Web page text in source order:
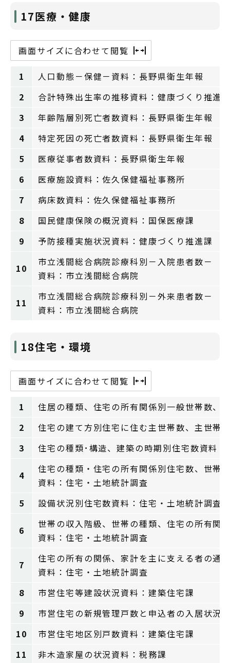
17医療・健康
画面サイズに合わせて閲覧
1
人口動態－保健－資料：長野県衛生年報
2
合計特殊出生率の推移資料：健康づくり推進
3
年齢階層別死亡者数資料：長野県衛生年報
4
特定死因の死亡者数資料：長野県衛生年報
5
医療従事者数資料：長野県衛生年報
6
医療施設資料：佐久保健福祉事務所
7
病床数資料：佐久保健福祉事務所
8
国民健康保険の概況資料：国保医療課
9
予防接種実施状況資料：健康づくり推進課
10
市立浅間総合病院診療科別－入院患者数－
資料：市立浅間総合病院
11
市立浅間総合病院診療科別－外来患者数－
資料：市立浅間総合病院
18住宅・環境
画面サイズに合わせて閲覧
1
住居の種類、住宅の所有関係別一般世帯数、
2
住宅の建て方別住宅に住む主世帯数、主世帯
3
住宅の種類･構造、建築の時期別住宅数資料
4
住宅の種類・住宅の所有関係別住宅数、世帯
資料：住宅・土地統計調査
5
設備状況別住宅数資料：住宅・土地統計調査
6
世帯の収入階級、世帯の種類、住宅の所有関
資料：住宅・土地統計調査
7
住宅の所有の関係、家計を主に支える者の通
資料：住宅・土地統計調査
8
市営住宅等建設状況資料：建築住宅課
9
市営住宅の新規管理戸数と申込者の入居状況
10
市営住宅地区別戸数資料：建築住宅課
11
非木造家屋の状況資料：税務課